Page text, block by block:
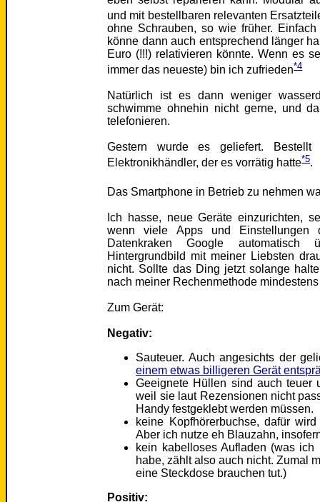
und mit bestellbaren relevanten
ohne Schrauben, so wie früher.
könne dann auch entsprechend länger
Euro (!!!) relativieren könnte. Wenn es
immer das neueste) bin ich zufrieden*4
Natürlich ist es dann weniger
schwimme ohnehin nicht gerne, und
telefonieren.
Gestern wurde es geliefert.
Elektronikhändler, der es vorrätig hatte*5.
Das Smartphone in Betrieb zu nehmen
Ich hasse, neue Geräte einzurichten,
wenn viele Apps und Einstellungen
Datenkraken Google automatisch
Hintergrundbild mit meiner Liebsten
nicht. Sollte das Ding jetzt solange
nach meiner Rechenmethode
Zum Gerät:
Negativ:
Sauteuer. Auch angesichts der
einem etwas billigeren Gerät
Geeignete Hüllen sind auch teuer
weil sie laut Rezensionen nicht
Handy festgeklebt werden müssen.
keine Kopfhörerbuchse, dafür
Aber ich nutze eh Blauzahn,
kein kabelloses Aufladen (was
habe, zählt also auch nicht. Zumal
eine Steckdose brauchen tut.)
Positiv: